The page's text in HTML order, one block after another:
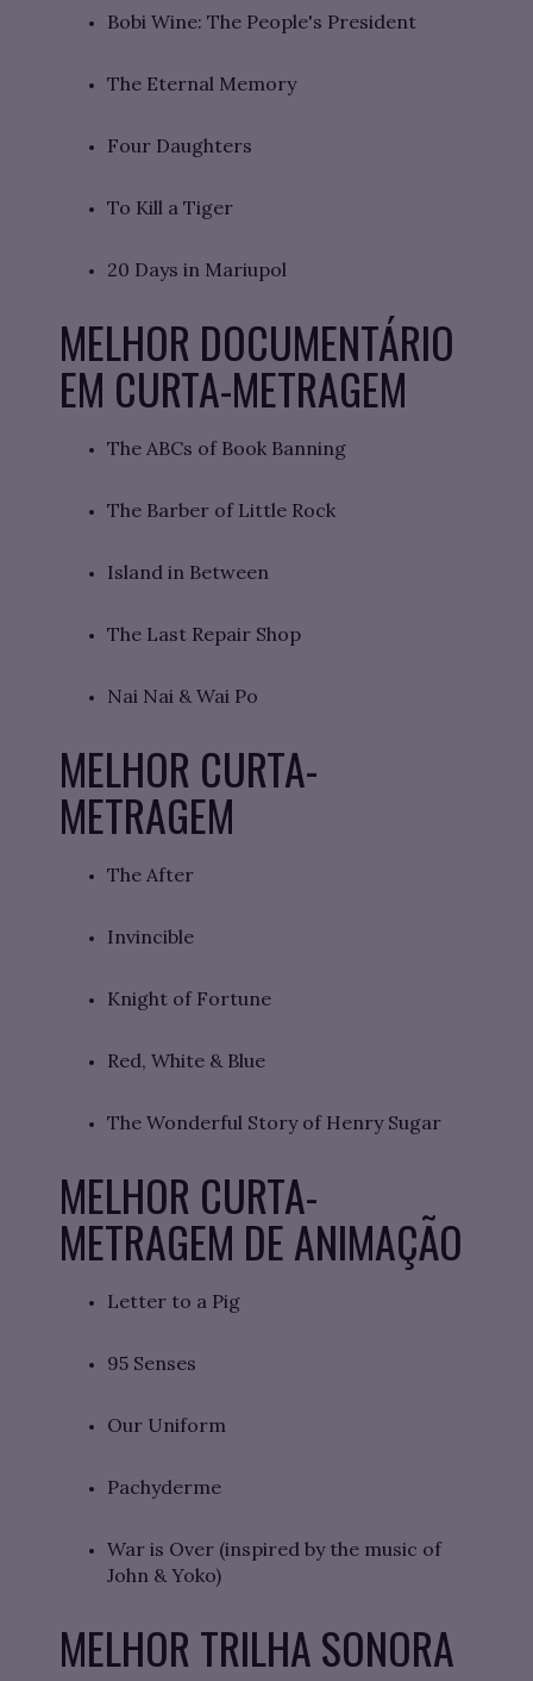
Bobi Wine: The People's President
The Eternal Memory
Four Daughters
To Kill a Tiger
20 Days in Mariupol
MELHOR DOCUMENTÁRIO
EM CURTA-METRAGEM
The ABCs of Book Banning
The Barber of Little Rock
Island in Between
The Last Repair Shop
Nai Nai & Wai Po
MELHOR CURTA-
METRAGEM
The After
Invincible
Knight of Fortune
Red, White & Blue
The Wonderful Story of Henry Sugar
MELHOR CURTA-
METRAGEM DE ANIMAÇÃO
Letter to a Pig
95 Senses
Our Uniform
Pachyderme
War is Over (inspired by the music of
John & Yoko)
MELHOR TRILHA SONORA